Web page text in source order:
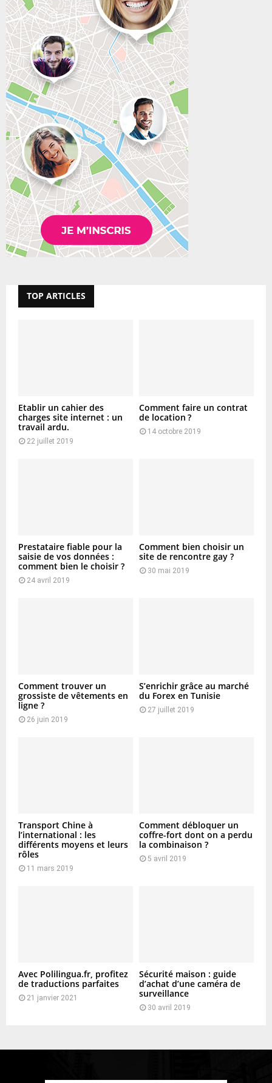
TOP ARTICLES
Etablir un cahier des
charges site internet : un
travail ardu.
22 juillet 2019
Comment faire un contrat
de location ?
14 octobre 2019
Prestataire fiable pour la
saisie de vos données :
comment bien le choisir ?
24 avril 2019
Comment bien choisir un
site de rencontre gay ?
30 mai 2019
Comment trouver un
grossiste de vêtements en
ligne ?
26 juin 2019
S’enrichir grâce au marché
du Forex en Tunisie
27 juillet 2019
Transport Chine à
l’international : les
différents moyens et leurs
rôles
11 mars 2019
Comment débloquer un
coffre-fort dont on a perdu
la combinaison ?
5 avril 2019
Avec Polilingua.fr, profitez
de traductions parfaites
21 janvier 2021
Sécurité maison : guide
d’achat d’une caméra de
surveillance
30 avril 2019